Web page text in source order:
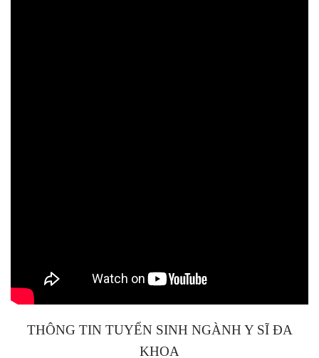
THÔNG TIN TUYỂN SINH NGÀNH Y SĨ ĐA
KHOA